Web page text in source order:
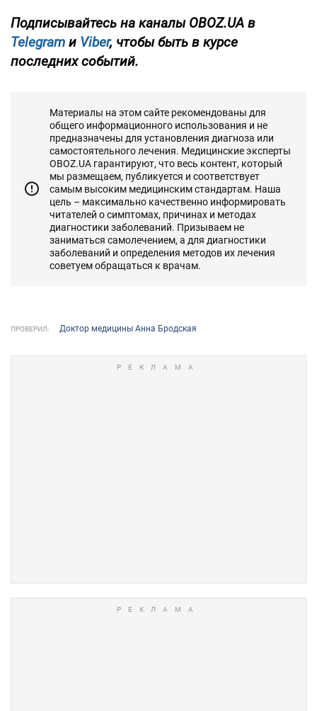
Подписывайтесь на каналы OBOZ.UA в
Telegram и Viber, чтобы быть в курсе
последних событий.
Материалы на этом сайте рекомендованы для
общего информационного использования и не
предназначены для установления диагноза или
самостоятельного лечения. Медицинские эксперты
OBOZ.UA гарантируют, что весь контент, который
мы размещаем, публикуется и соответствует
самым высоким медицинским стандартам. Наша
цель – максимально качественно информировать
читателей о симптомах, причинах и методах
диагностики заболеваний. Призываем не
заниматься самолечением, а для диагностики
заболеваний и определения методов их лечения
советуем обращаться к врачам.
ПРОВЕРИЛ: Доктор медицины Анна Бродская